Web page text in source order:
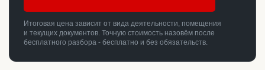
Итоговая цена зависит от вида деятельности, помещения
и текущих документов. Точную стоимость назовём после
бесплатного разбора - бесплатно и без обязательств.